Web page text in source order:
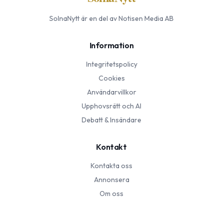
SolnaNyttär en del av Notisen Media AB
Information
Integritetspolicy
Cookies
Användarvillkor
Upphovsrätt och AI
Debatt & Insändare
Kontakt
Kontakta oss
Annonsera
Om oss